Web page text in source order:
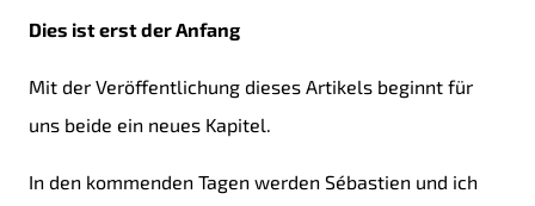
Dies ist erst der Anfang
Mit der Veröffentlichung dieses Artikels beginnt für
uns beide ein neues Kapitel.
In den kommenden Tagen werden Sébastien und ich